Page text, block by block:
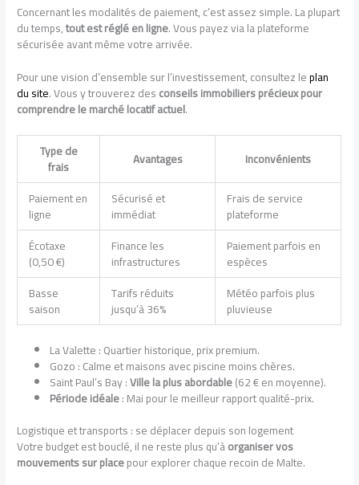
Concernant les modalités de paiement, c’est assez simple. La plupart
du temps,tout est réglé en ligne. Vous payez via la plateforme
sécurisée avant même votre arrivée.
Pour une vision d’ensemble sur l’investissement, consultez leplan
du site. Vous y trouverez desconseils immobiliers précieux pour
comprendre le marché locatif actuel.
Type de
frais Avantages
Inconvénients
Paiement en
ligne
Sécurisé et
immédiat
Frais de service
plateforme
Écotaxe
(0,50 €)
Finance les
infrastructures
Paiement parfois en
espèces
Basse
saison
Tarifs réduits
jusqu’à 36%
Météo parfois plus
pluvieuse
La Valette : Quartier historique, prix premium.
Gozo : Calme et maisons avec piscine moins chères.
Saint Paul’s Bay :Ville la plus abordable(62 € en moyenne).
Période idéale: Mai pour le meilleur rapport qualité-prix.
Logistique et transports : se déplacer depuis son logement
Votre budget est bouclé, il ne reste plus qu’àorganiser vos
mouvements sur placepour explorer chaque recoin de Malte.